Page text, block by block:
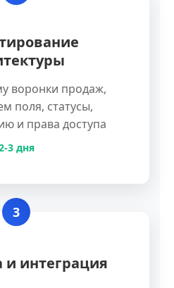
воронки продаж,
поля, статусы,
и права доступа
3 дня
3
и интеграция